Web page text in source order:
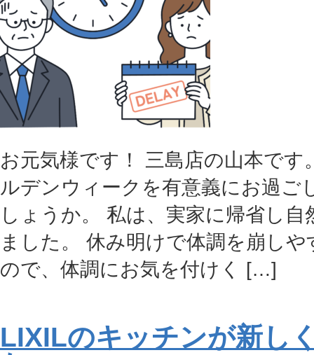
お元気様です！ 三島店の山本で
ルデンウィークを有意義にお過ご
しょうか。 私は、実家に帰省し自
ました。 休み明けで体調を崩し
ので、体調にお気を付けく […]
LIXILのキッチンが新し